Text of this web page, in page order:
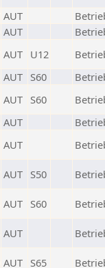
AUT
AUT
AUT U12
AUT S60
AUT S60
AUT
AUT
AUT S50
AUT S60
AUT
AUT S65